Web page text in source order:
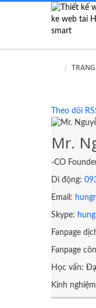
Theo dõi
Mr.
-CO
Di động:
Email:
Skype:
Fanpage
Fanpage
Học vấn:
Kinh